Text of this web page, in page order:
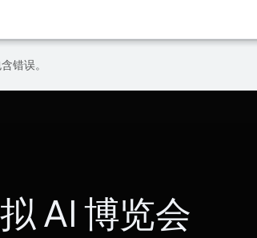
错误。
AI 博览会